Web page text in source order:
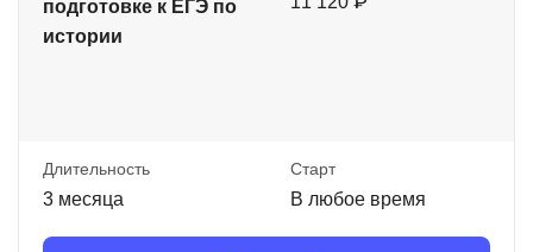
подготовке к ЕГЭ по
истории
Длительность
3 месяца
Старт
В любое время